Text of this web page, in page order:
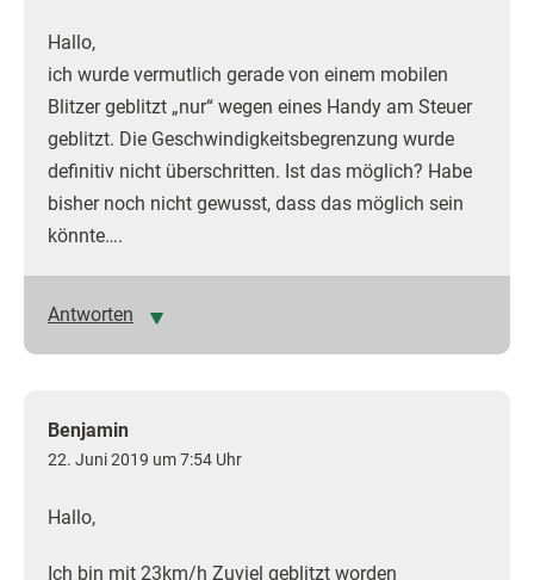
Hallo,
ich wurde vermutlich gerade von einem mobilen
Blitzer geblitzt „nur“ wegen eines Handy am Steuer
geblitzt. Die Geschwindigkeitsbegrenzung wurde
definitiv nicht überschritten. Ist das möglich? Habe
bisher noch nicht gewusst, dass das möglich sein
könnte….
Antworten
Benjamin
22. Juni 2019 um 7:54 Uhr
Hallo,
Ich bin mit 23km/h Zuviel geblitzt worden